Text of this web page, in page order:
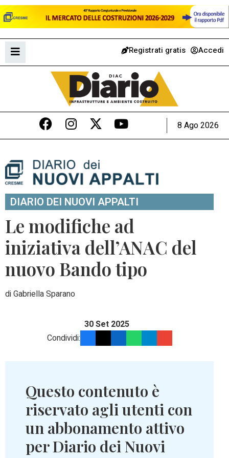
Registrati gratis Accedi
8 Ago 2026
DIARIO DEI NUOVI APPALTI
Le modifiche ad
iniziativa dell’ANAC del
nuovo Bando tipo
di Gabriella Sparano
30 Set 2025
Condividi:
Questo contenuto è
riservato agli utenti con
un abbonamento attivo
per Diario dei Nuovi